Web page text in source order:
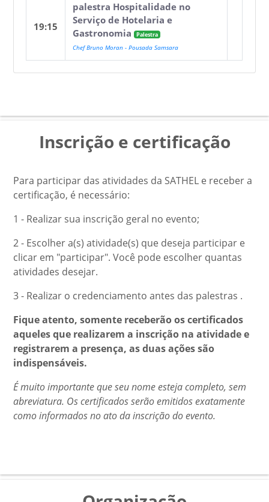
19:15
palestra Hospitalidade no
Serviço de Hotelaria e
Gastronomia Palestra
Chef Bruno Moran - Pousada Samsara
Inscrição e certificação
Para participar das atividades da SATHEL e receber a
certificação, é necessário:
1 - Realizar sua inscrição geral no evento;
2 - Escolher a(s) atividade(s) que deseja participar e
clicar em "participar". Você pode escolher quantas
atividades desejar.
3 - Realizar o credenciamento antes das palestras .
Fique atento, somente receberão os certificados
aqueles que realizarem a inscrição na atividade e
registrarem a presença, as duas ações são
indispensáveis.
É muito importante que seu nome esteja completo, sem
abreviatura. Os certificados serão emitidos exatamente
como informados no ato da inscrição do evento.